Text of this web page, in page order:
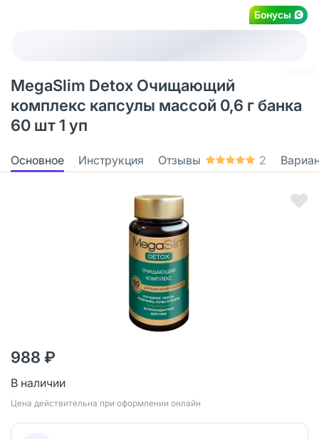
Бонусы
MegaSlim Detox Очищающий
комплекс капсулы массой 0,6 г банка
60 шт 1 уп
Основное Инструкция Отзывы 2
988 ₽
В наличии
Цена действительна при оформлении онлайн